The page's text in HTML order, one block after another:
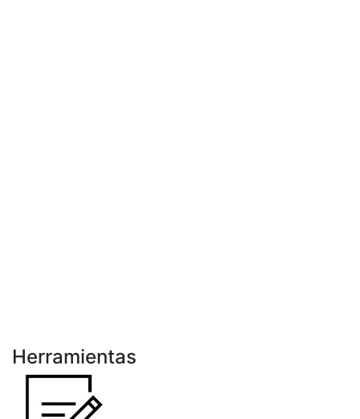
Herramientas